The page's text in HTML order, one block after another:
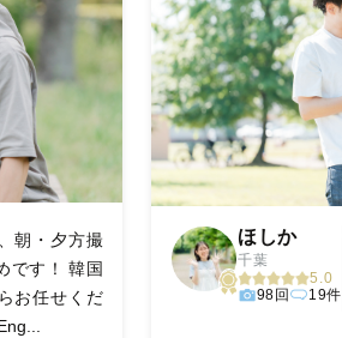
朝・夕方撮
です！ 韓国
お任せくだ
ほしか
千葉
5.0
98回
19件